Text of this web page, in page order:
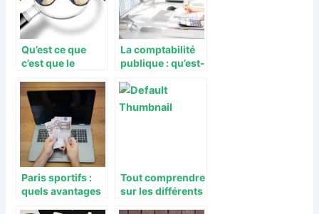
Qu’est ce que
c’est que le
avant démolition
et comment ça
marche?
La comptabilité
publique : qu’est-
quels sont ses
objectifs ?
Paris sportifs :
quels avantages
Tout comprendre
sur les différents